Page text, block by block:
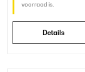
voorraad is.
Details